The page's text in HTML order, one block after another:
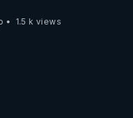
1.5 k views